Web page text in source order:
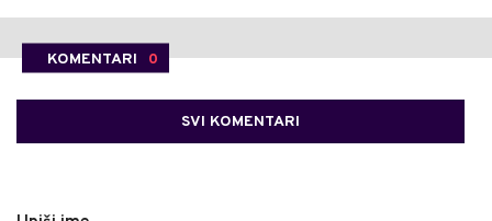
KOMENTARI 0
SVI KOMENTARI